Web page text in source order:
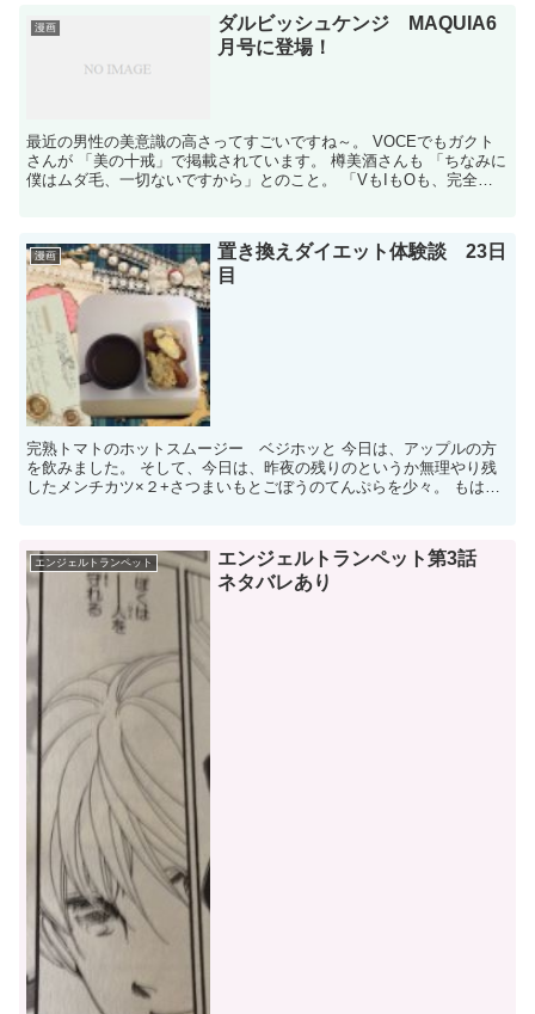
漫画
ダルビッシュケンジ MAQUIA6
月号に登場！
最近の男性の美意識の高さってすごいですね～。 VOCEでもガクト
さんが 「美の十戒」で掲載されています。 樽美酒さんも 「ちなみに
僕はムダ毛、一切ないですから」とのこと。 「VもIもOも、完全に
漫画
置き換えダイエット体験談 23日
目
完熟トマトのホットスムージー ベジホッと 今日は、アップルの方
を飲みました。 そして、今日は、昨夜の残りのというか無理やり残
したメンチカツ×２+さつまいもとごぼうのてんぷらを少々。 もはや
エンジェルトランペット
エンジェルトランペット第3話
ネタバレあり